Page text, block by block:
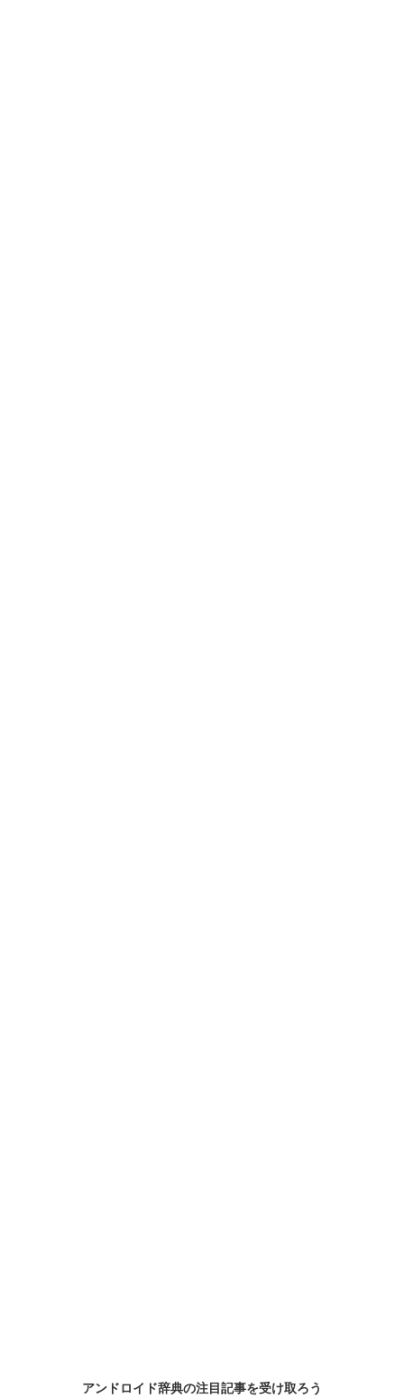
アンドロイド辞典の注目記事を受け取ろう